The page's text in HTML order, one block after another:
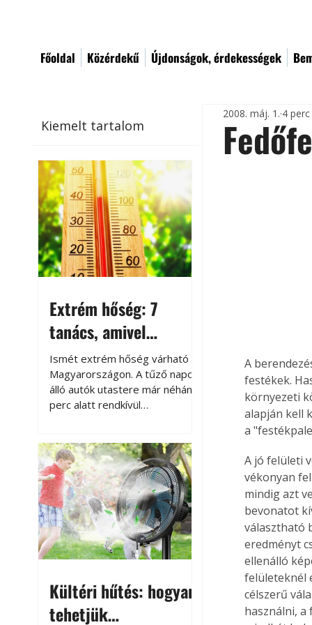
Főoldal Közérdekű Újdonságok, érdekességek
Kiemelt tartalom
Extrém hőség: 7
tanács, amivel
megóvhatjuk
autónkat a nyári
károktól
Ismét extrém hőség várható
Magyarországon. A tűző napon
álló autók utastere már néhány
perc alatt rendkívül
megközelítheti. Ez nemcsak a
beszállást teszi kellemetlenné,
hanem az autó állapotára és a
benne hagyott tárgyakra is
káros hatással lehet. Néhány
egyszerű óvintézkedéssel
azonban jelentősen
csökkenthetjük a hőség káros
Kültéri hűtés: hogyan
tehetjük
2008. máj. 1. 4
A
festékek.
környezeti
alapján kell
a
A jó felületi
vékonyan
mindig azt
bevonatot
választható
eredményt
ellenálló
felületeknél
célszerű
használni, a